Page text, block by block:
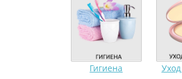
Гигиена